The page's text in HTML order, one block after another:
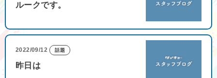
ルークです。
2022/09/12 話題
昨日は